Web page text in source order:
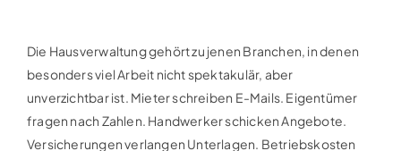
Die Hausverwaltung gehört zu jenen Branchen, in denen
besonders viel Arbeit nicht spektakulär, aber
unverzichtbar ist. Mieter schreiben E-Mails. Eigentümer
fragen nach Zahlen. Handwerker schicken Angebote.
Versicherungen verlangen Unterlagen. Betriebskosten